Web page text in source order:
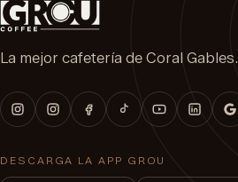
La mejor cafetería de Coral Gables.
DESCARGA LA APP GROU